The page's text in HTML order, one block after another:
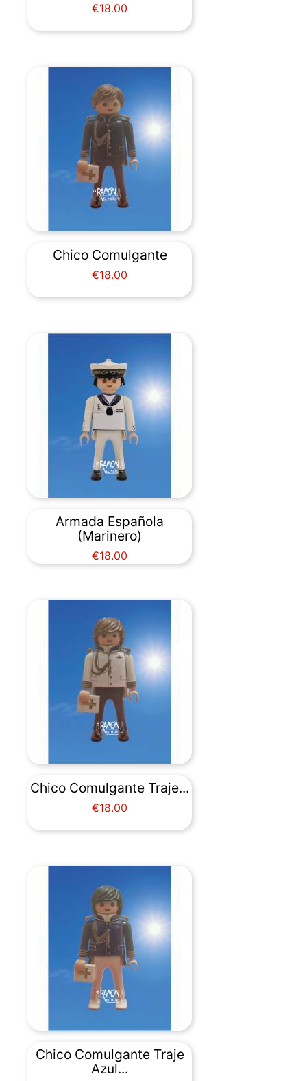
Price
€18.00
Chico Comulgante
Price
€18.00
Armada Española
(Marinero)
Price
€18.00
Chico Comulgante Traje...
Price
€18.00
Chico Comulgante Traje
Azul...